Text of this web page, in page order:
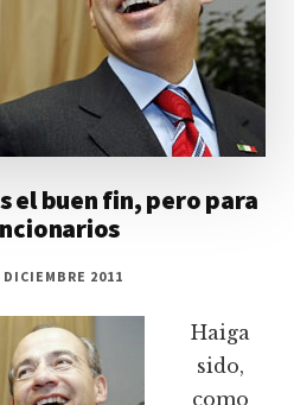
el buen fin, pero para
DICIEMBRE 2011
Haiga
sido,
como